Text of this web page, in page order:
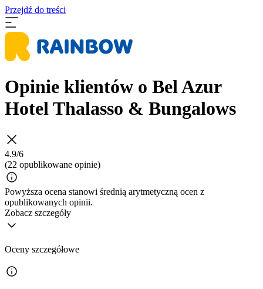
Przejdź do treści
Opinie klientów o Bel Azur
Hotel Thalasso & Bungalows
4.9/6
(22 opublikowane opinie)
Powyższa ocena stanowi średnią arytmetyczną ocen z
opublikowanych opinii.
Zobacz szczegóły
Oceny szczegółowe